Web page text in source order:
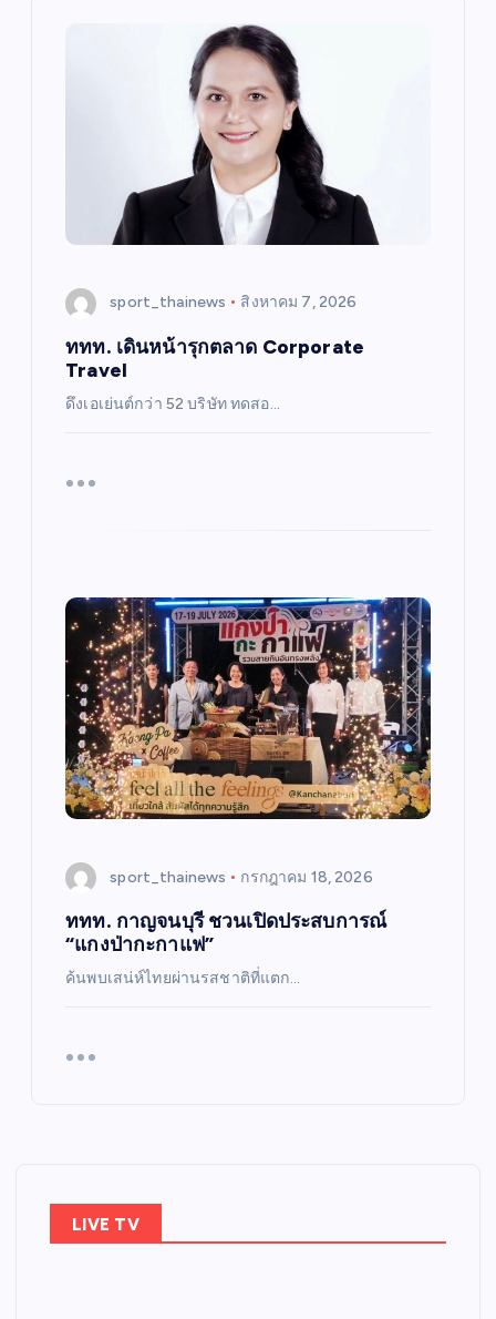
sport_thainews สิงหาคม 7, 2026
ททท. เดินหน้ารุกตลาด Corporate
Travel
ดึงเอเย่นต์กว่า 52 บริษัท ทดสอ…
sport_thainews กรกฎาคม 18, 2026
ททท. กาญจนบุรี ชวนเปิดประสบการณ์
“แกงป่ากะกาแฟ”
ค้นพบเสน่ห์ไทยผ่านรสชาติที่แตก…
LIVE TV